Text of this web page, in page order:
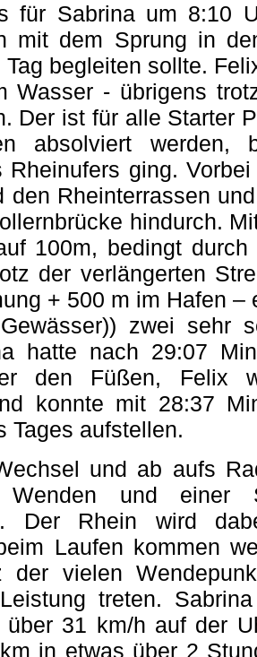
für Sabrina um 8:10
mit dem Sprung in
Tag begleiten sollte.
Wasser - übrigens
Der ist für alle Starter
absolviert werden,
Rheinufers ging.
den Rheinterrassen
hindurch.
100m, bedingt
der verlängerten
+ 500 m im Hafen –
zwei sehr
hatte nach 29:07
den Füßen, Felix
konnte mit 28:37
Tages aufstellen.
und ab aufs
und einer
Der Rhein wird
Laufen kommen
der vielen
treten.
über 31 km/h auf der
in etwas über 2